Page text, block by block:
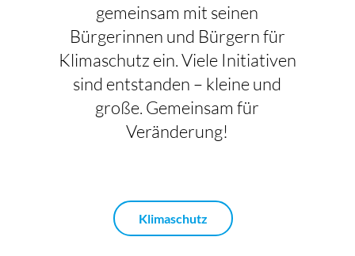
gemeinsam mit seinen
Bürgerinnen und Bürgern für
Klimaschutz ein. Viele Initiativen
sind entstanden – kleine und
große. Gemeinsam für
Veränderung!
Klimaschutz